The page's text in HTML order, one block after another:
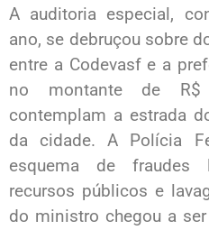
A auditoria especial,
ano, se debruçou sobre
entre a Codevasf e a
no montante de R$
contemplam a estrada
da cidade. A Polícia
esquema de fraudes
recursos públicos e
do ministro chegou a